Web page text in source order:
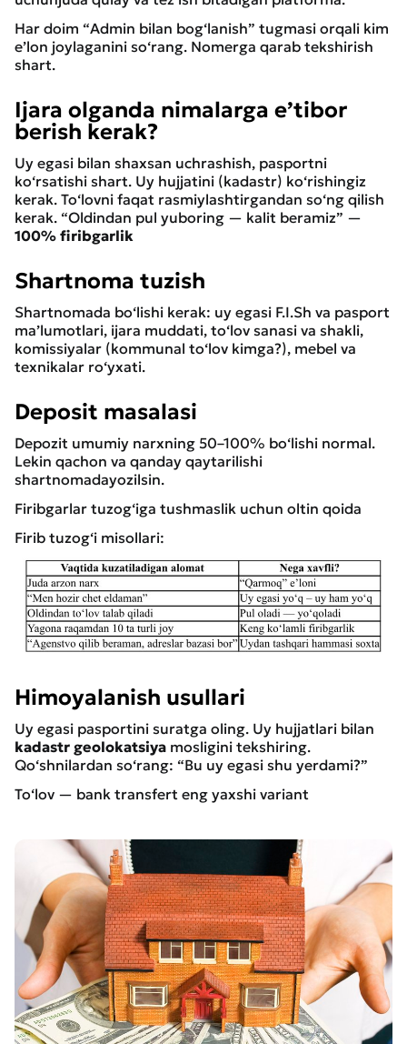
Har doim “Admin bilan bog‘lanish” tugmasi orqali kim
e’lon joylaganini so‘rang. Nomerga qarab tekshirish
shart.
Ijara olganda nimalarga e’tibor
berish kerak?
Uy egasi bilan shaxsan uchrashish, pasportni
ko‘rsatishi shart. Uy hujjatini (kadastr) ko‘rishingiz
kerak. To‘lovni faqat rasmiylashtirgandan so‘ng qilish
kerak. “Oldindan pul yuboring — kalit beramiz” —
100% firibgarlik
Shartnoma tuzish
Shartnomada bo‘lishi kerak: uy egasi F.I.Sh va pasport
ma’lumotlari, ijara muddati, to‘lov sanasi va shakli,
komissiyalar (kommunal to‘lov kimga?), mebel va
texnikalar ro‘yxati.
Deposit masalasi
Depozit umumiy narxning 50–100% bo‘lishi normal.
Lekin qachon va qanday qaytarilishi
shartnomadayozilsin.
Firibgarlar tuzog‘iga tushmaslik uchun oltin qoida
Firib tuzog‘i misollari:
Himoyalanish usullari
Uy egasi pasportini suratga oling. Uy hujjatlari bilan
kadastr geolokatsiya mosligini tekshiring.
Qo‘shnilardan so‘rang: “Bu uy egasi shu yerdami?”
To‘lov — bank transfert eng yaxshi variant